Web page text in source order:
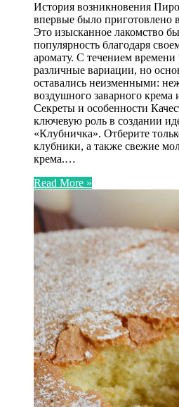
История возникновения
впервые было
Это изысканное лакомство
популярность благодаря
аромату. С течением времени
различные вариации, но
оставались неизменными:
воздушного заварного
Секреты и особенности
ключевую роль в создании
«Клубничка». Отберите
клубники, а также свежие
крема.…
Read More »